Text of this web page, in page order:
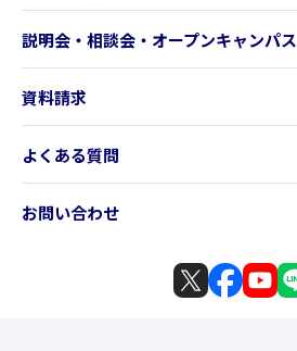
説明会・相談会・オープンキャンパス
資料請求
よくある質問
お問い合わせ